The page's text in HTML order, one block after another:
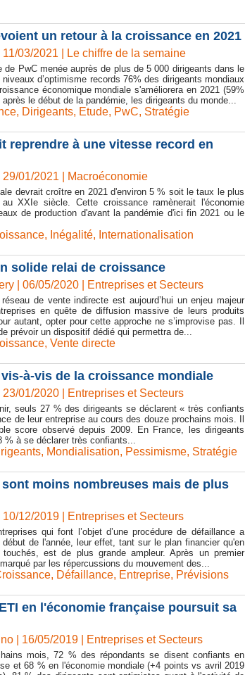
un retour à la croissance en 2021
03/2021 Le chiffre de la semaine
de PwC menée auprès de plus de 5 000 dirigeants dans le
d’optimisme records 76% des dirigeants mondiaux
économique mondiale s'améliorera en 2021 (59%
le début de la pandémie, les dirigeants du monde...
, Dirigeants, Etude, PwC, Stratégie
reprendre à une vitesse record en
01/2021 Macroéconomie
devrait croître en 2021 d'environ 5 % soit le taux le plus
au XXIe siècle. Cette croissance ramènerait l'économie
de production d'avant la pandémie d'ici fin 2021 ou le
, Inégalité, Internationalisation
solide relai de croissance
| 06/05/2020 Entreprises et Secteurs
de vente indirecte est aujourd’hui un enjeu majeur
en quête de diffusion massive de leurs produits
autant, opter pour cette approche ne s’improvise pas. Il
prévoir un dispositif dédié qui permettra de...
, Vente directe
à-vis de la croissance mondiale
23/01/2020 Entreprises et Secteurs
seuls 27 % des dirigeants se déclarent « très confiants
de leur entreprise au cours des douze prochains mois. Il
score observé depuis 2009. En France, les dirigeants
% à se déclarer très confiants...
, Mondialisation, Pessimisme, Stratégie
moins nombreuses mais de plus
10/12/2019 Entreprises et Secteurs
qui font l’objet d’une procédure de défaillance a
de l'année, leur effet, tant sur le plan financier qu'en
touchés, est de plus grande ampleur. Après un premier
par les répercussions du mouvement des...
, Défaillance, Entreprise, Prévisions
en l'économie française poursuit sa
| 16/05/2019 Entreprises et Secteurs
mois, 72 % des répondants se disent confiants en
et 68 % en l'économie mondiale (+4 points vs avril 2019